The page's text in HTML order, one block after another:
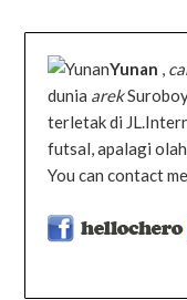
Yunan
dunia arek
terletak di
futsal, apalagi
You can contact